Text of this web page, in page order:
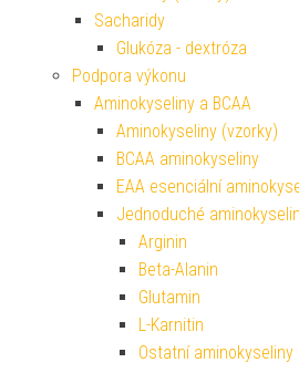
Sacharidy
Glukóza - dextróza
Podpora výkonu
Aminokyseliny a BCAA
Aminokyseliny (vzorky)
BCAA aminokyseliny
EAA esenciální
Jednoduché
Arginin
Beta-Alanin
Glutamin
L-Karnitin
Ostatní aminokyseliny